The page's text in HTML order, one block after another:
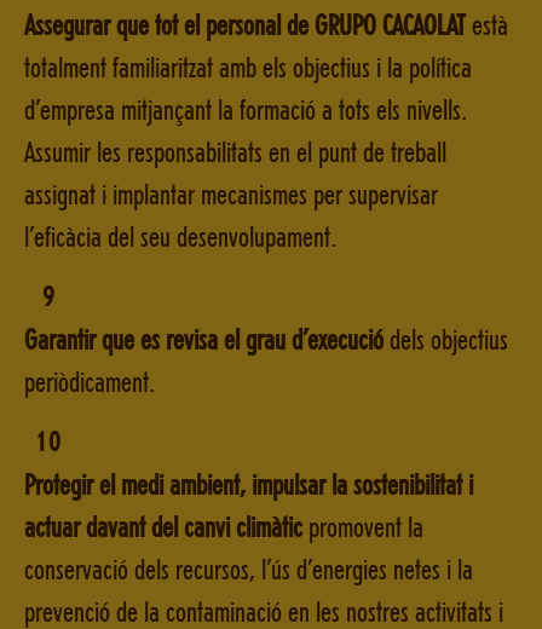
Assegurar que tot el personal de GRUPO CACAOLATestà
totalment familiaritzat amb els objectius i la política
d’empresa mitjançant la formació a tots els nivells.
Assumir les responsabilitats en el punt de treball
assignat i implantar mecanismes per supervisar
l’eficàcia del seu desenvolupament.
9
Garantir que es revisa el grau d’execuciódels objectius
periòdicament.
10
Protegir el medi ambient, impulsar la sostenibilitat i
actuar davant del canvi climàticpromovent la
conservació dels recursos, l’ús d’energies netes i la
prevenció de la contaminació en les nostres activitats i